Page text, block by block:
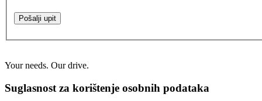
Pošalji upit
Your needs. Our drive.
Suglasnost za korištenje osobnih podataka